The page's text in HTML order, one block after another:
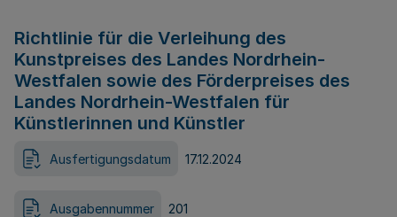
Richtlinie für die Verleihung des
Kunstpreises des Landes Nordrhein-
Westfalen sowie des Förderpreises des
Landes Nordrhein-Westfalen für
Künstlerinnen und Künstler
Ausfertigungsdatum 17.12.2024
Ausgabennummer 201